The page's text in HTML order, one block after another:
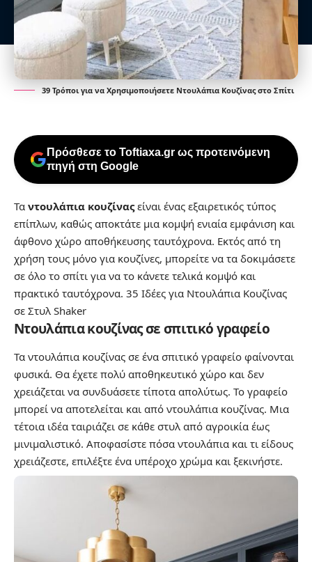
39 Τρόποι για να Χρησιμοποιήσετε Ντουλάπια Κουζίνας στο Σπίτι
Πρόσθεσε το Toftiaxa.gr ως προτεινόμενη
πηγή στη Google
Τα ντουλάπια κουζίναςείναι ένας εξαιρετικός τύπος
επίπλων, καθώς αποκτάτε μια κομψή ενιαία εμφάνιση και
άφθονο χώρο αποθήκευσης ταυτόχρονα. Εκτός από τη
χρήση τους μόνο για κουζίνες, μπορείτε να τα δοκιμάσετε
σε όλο το σπίτι για να το κάνετε τελικά κομψό και
πρακτικό ταυτόχρονα. 35 Ιδέες για Ντουλάπια Κουζίνας
σε Στυλ Shaker
Ντουλάπια κουζίνας σε σπιτικό γραφείο
Τα ντουλάπια κουζίνας σε ένα σπιτικό γραφείο φαίνονται
φυσικά. Θα έχετε πολύ αποθηκευτικό χώρο και δεν
χρειάζεται να συνδυάσετε τίποτα απολύτως. Το γραφείο
μπορεί να αποτελείται και από ντουλάπια κουζίνας. Μια
τέτοια ιδέα ταιριάζει σε κάθε στυλ από αγροικία έως
μινιμαλιστικό. Αποφασίστε πόσα ντουλάπια και τι είδους
χρειάζεστε, επιλέξτε ένα υπέροχο χρώμα και ξεκινήστε.